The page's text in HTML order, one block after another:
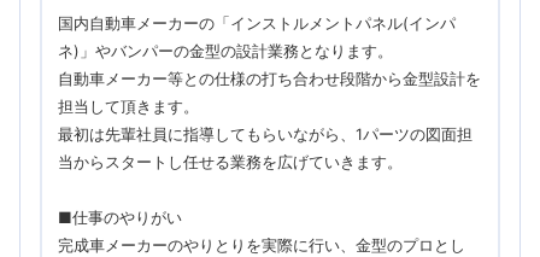
国内自動車メーカーの「インストルメントパネル(インパ
ネ)」やバンパーの金型の設計業務となります。
自動車メーカー等との仕様の打ち合わせ段階から金型設計を
担当して頂きます。
最初は先輩社員に指導してもらいながら、1パーツの図面担
当からスタートし任せる業務を広げていきます。
■仕事のやりがい
完成車メーカーのやりとりを実際に行い、金型のプロとし